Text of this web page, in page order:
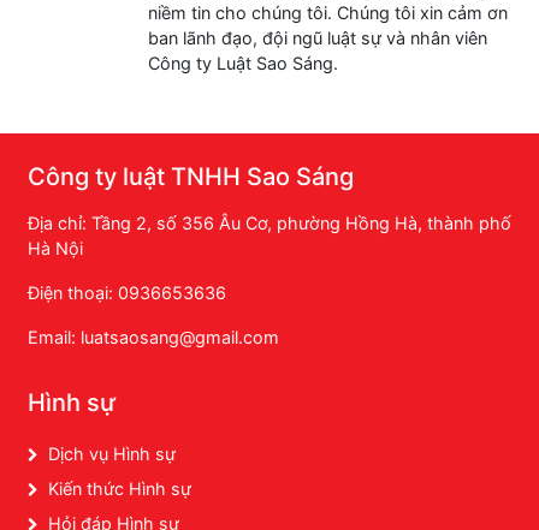
niềm tin cho chúng tôi. Chúng tôi xin cảm ơn
ban lãnh đạo, đội ngũ luật sự và nhân viên
Công ty Luật Sao Sáng.
Công ty luật TNHH Sao Sáng
Địa chỉ: Tầng 2, số 356 Âu Cơ, phường Hồng Hà, thành phố
Hà Nội
Điện thoại: 0936653636
Email: luatsaosang@gmail.com
Hình sự
Dịch vụ Hình sự
Kiến thức Hình sự
Hỏi đáp Hình sự